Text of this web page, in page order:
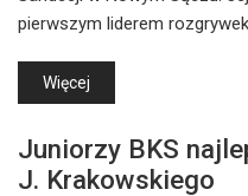
pierwszym liderem
Więcej
Juniorzy BKS
J. Krakowskiego